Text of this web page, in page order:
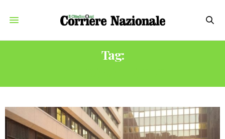
Tag: